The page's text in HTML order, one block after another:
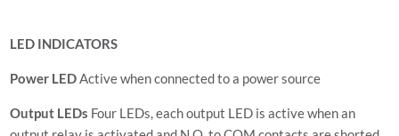
LED INDICATORS
Power LEDActive when connected to a power source
Output LEDs Four LEDs, each output LED is active when an